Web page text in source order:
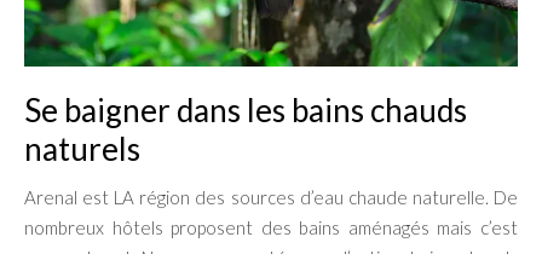
Se baigner dans les bains chauds
naturels
Arenal est LA région des sources d’eau chaude naturelle. De
nombreux hôtels proposent des bains aménagés mais c’est